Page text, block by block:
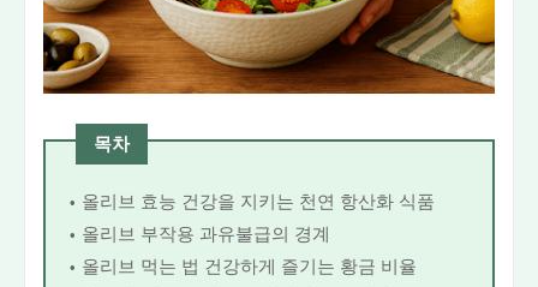
목차
올리브 효능 건강을 지키는 천연 항산화 식품
올리브 부작용 과유불급의 경계
올리브 먹는 법 건강하게 즐기는 황금 비율